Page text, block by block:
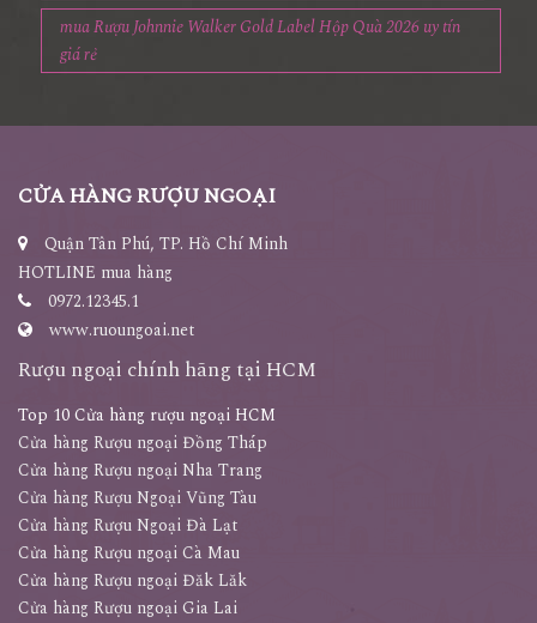
mua Rượu Johnnie Walker Gold Label Hộp Quà 2026 uy tín
giá rẻ
CỬA HÀNG RƯỢU NGOẠI
Quận Tân Phú, TP. Hồ Chí Minh
HOTLINE mua hàng
0972.12345.1
www.ruoungoai.net
Rượu ngoại chính hãng tại HCM
Top 10 Cửa hàng rượu ngoại HCM
Cửa hàng Rượu ngoại Đồng Tháp
Cửa hàng Rượu ngoại Nha Trang
Cửa hàng Rượu Ngoại Vũng Tàu
Cửa hàng Rượu Ngoại Đà Lạt
Cửa hàng Rượu ngoại Cà Mau
Cửa hàng Rượu ngoại Đăk Lăk
Cửa hàng Rượu ngoại Gia Lai